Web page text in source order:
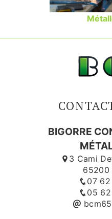
BIGORRE
3 Cami
65200
07
05